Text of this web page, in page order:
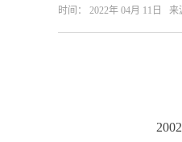
时间： 2022年 04月 11日 来
2002